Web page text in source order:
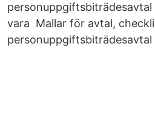
vara Mallar för avtal,